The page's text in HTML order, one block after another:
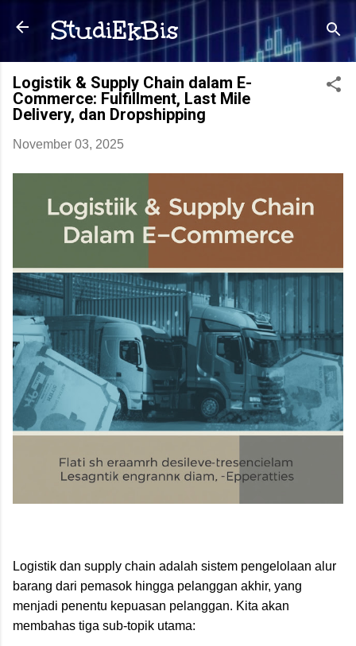
Langsung ke konten utama
StudiEkBis
Logistik & Supply Chain dalam E-
Commerce: Fulfillment, Last Mile
Delivery, dan Dropshipping
November 03, 2025
Logistik dan supply chain adalah sistem pengelolaan alur
barang dari pemasok hingga pelanggan akhir, yang
menjadi penentu kepuasan pelanggan. Kita akan
membahas tiga sub-topik utama: